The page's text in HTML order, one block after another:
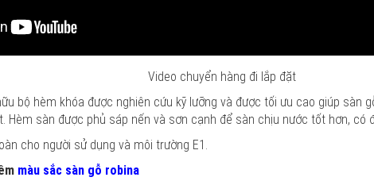
Video chuyển hàng đi lắp đặt
bộ hèm khóa được nghiên cứu kỹ lưỡng và được tối ưu cao giúp sàn
Hèm sàn được phủ sáp nến và sơn cạnh để sàn chịu nước tốt hơn, có
cho người sử dụng và môi trường E1.
màu sắc sàn gỗ robina